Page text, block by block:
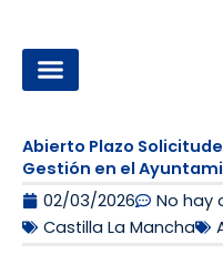
contenido
Abierto Plazo
Gestión en el
02/03/2026
No hay
Castilla La Mancha